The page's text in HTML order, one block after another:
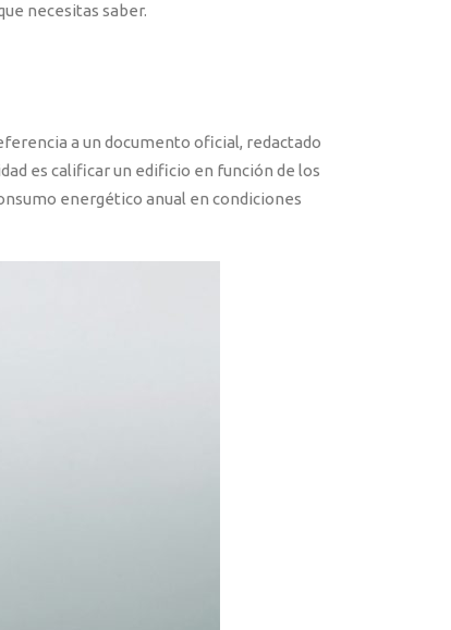
necesitas saber.
a un documento oficial, redactado
es calificar un edificio en función de los
energético anual en condiciones